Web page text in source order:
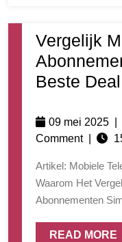
Vergelijk
Beste Deal
09 mei 2025
Comment
Artikel: Mobiele Telefoon Abonnement Vergelijken Sim Only
Waarom Het
Abonnementen
READ MORE